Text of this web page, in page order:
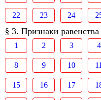
22 23 24
§ 3. Признаки равенства
1 2 3 4
8 9 10 11
15 16 17